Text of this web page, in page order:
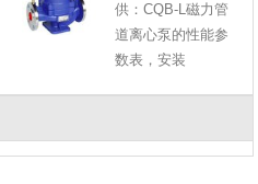
供：CQB-L磁力管
道离心泵的性能参
数表，安装